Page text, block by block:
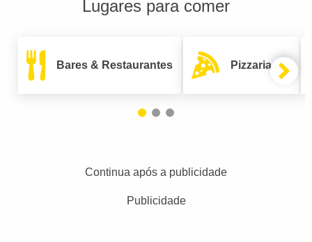
Lugares para comer
Bares & Restaurantes Pizzarias
Continua após a publicidade
Publicidade